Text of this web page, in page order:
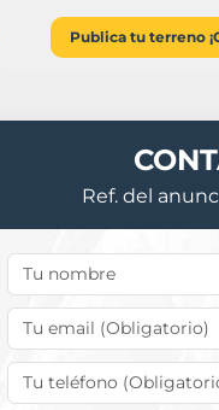
Publica tu terreno
Ref. del